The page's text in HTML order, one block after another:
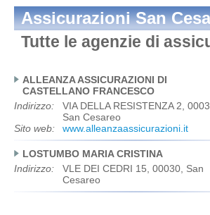
Assicurazioni San
Tutte le agenzie di
ALLEANZA ASSICURAZIONI DI
CASTELLANO FRANCESCO
Indirizzo:
VIA DELLA RESISTENZA 2,
San Cesareo
Sito web:
www.alleanzaassicurazioni.it
LOSTUMBO MARIA CRISTINA
Indirizzo:
VLE DEI CEDRI 15, 00030, San
Cesareo